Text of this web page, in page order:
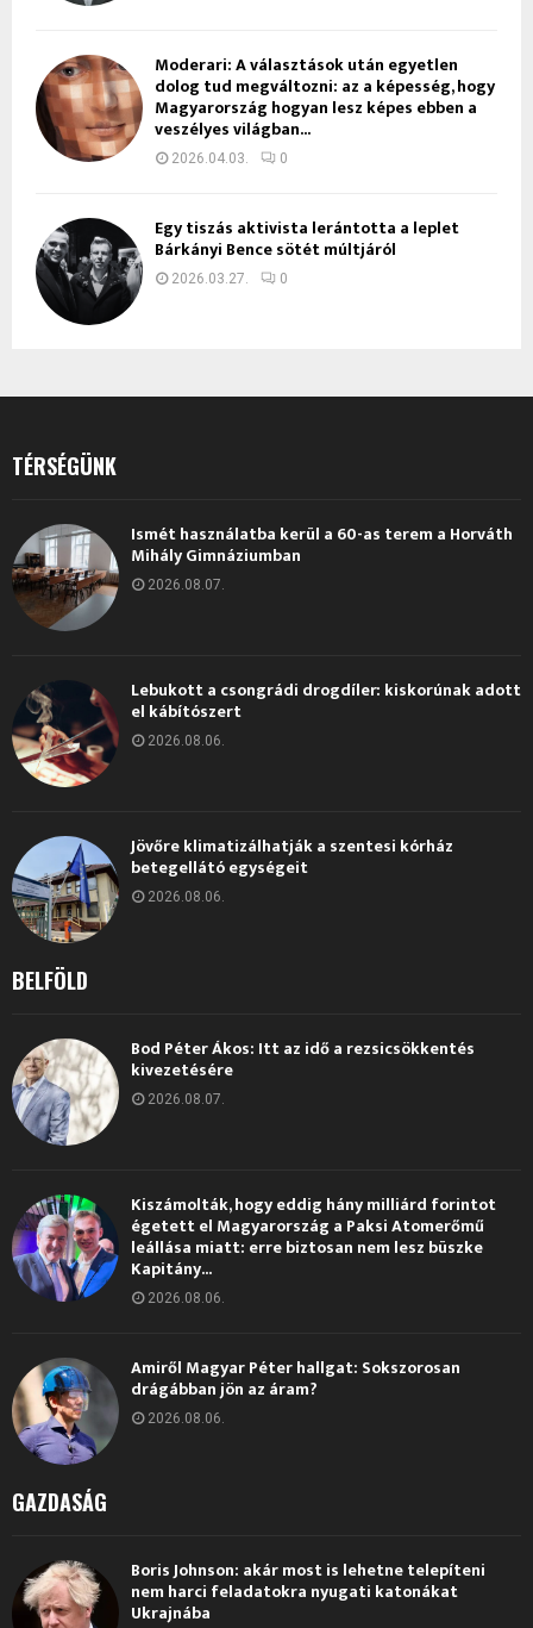
Moderari: A választások után egyetlen
dolog tud megváltozni: az a képesség, hogy
Magyarország hogyan lesz képes ebben a
veszélyes világban...
2026.04.03. 0
Egy tiszás aktivista lerántotta a leplet
Bárkányi Bence sötét múltjáról
2026.03.27. 0
TÉRSÉGÜNK
Ismét használatba kerül a 60-as terem a Horváth
Mihály Gimnáziumban
2026.08.07.
Lebukott a csongrádi drogdíler: kiskorúnak adott
el kábítószert
2026.08.06.
Jövőre klimatizálhatják a szentesi kórház
betegellátó egységeit
2026.08.06.
BELFÖLD
Bod Péter Ákos: Itt az idő a rezsicsökkentés
kivezetésére
2026.08.07.
Kiszámolták, hogy eddig hány milliárd forintot
égetett el Magyarország a Paksi Atomerőmű
leállása miatt: erre biztosan nem lesz büszke
Kapitány...
2026.08.06.
Amiről Magyar Péter hallgat: Sokszorosan
drágábban jön az áram?
2026.08.06.
GAZDASÁG
Boris Johnson: akár most is lehetne telepíteni
nem harci feladatokra nyugati katonákat
Ukrajnába